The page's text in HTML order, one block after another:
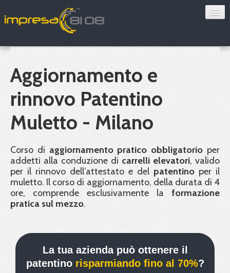
Sorveglianza sanitaria
Convenzioni
Blog
Chi siamo
Contatti
Verifica 8108
Aggiornamento e
rinnovo Patentino
Muletto - Milano
Corso di aggiornamento pratico obbligatorio per
addetti alla conduzione di carrelli elevatori, valido
per il rinnovo dell’attestato e del patentino per il
muletto. Il corso di aggiornamento, della durata di 4
ore, comprende esclusivamente la formazione
pratica sul mezzo.
La tua azienda può ottenere il
patentino risparmiando fino al 70%?